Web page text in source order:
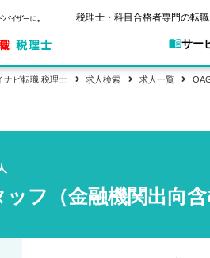
税理士・科目合格者専門の転
サー
マイナビ転職 税
よくあるご質問
ご状況別転職ガイド
2回目以降の転職の方へ
税理士試験情報
税理士試験合格後の流れ
保有資格別求人情報
ナビ転職 税理士 求人検索 求人一覧
フ（金融機関出向含